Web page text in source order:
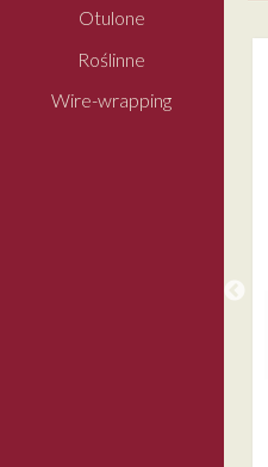
Otulone
Roślinne
Wire-wrapping